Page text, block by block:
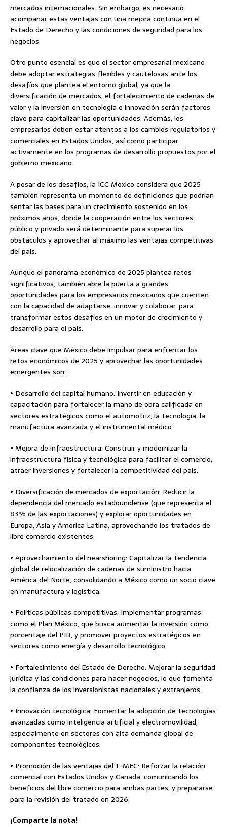
mercados internacionales. Sin embargo, es necesario
acompañar estas ventajas con una mejora continua en el
Estado de Derecho y las condiciones de seguridad para los
negocios.
Otro punto esencial es que el sector empresarial mexicano
debe adoptar estrategias flexibles y cautelosas ante los
desafíos que plantea el entorno global, ya que la
diversificación de mercados, el fortalecimiento de cadenas de
valor y la inversión en tecnología e innovación serán factores
clave para capitalizar las oportunidades. Además, los
empresarios deben estar atentos a los cambios regulatorios y
comerciales en Estados Unidos, así como participar
activamente en los programas de desarrollo propuestos por el
gobierno mexicano.
A pesar de los desafíos, la ICC México considera que 2025
también representa un momento de definiciones que podrían
sentar las bases para un crecimiento sostenido en los
próximos años, donde la cooperación entre los sectores
público y privado será determinante para superar los
obstáculos y aprovechar al máximo las ventajas competitivas
del país.
Aunque el panorama económico de 2025 plantea retos
significativos, también abre la puerta a grandes
oportunidades para los empresarios mexicanos que cuenten
con la capacidad de adaptarse, innovar y colaborar, para
transformar estos desafíos en un motor de crecimiento y
desarrollo para el país.
Áreas clave que México debe impulsar para enfrentar los
retos económicos de 2025 y aprovechar las oportunidades
emergentes son:
• Desarrollo del capital humano: Invertir en educación y
capacitación para fortalecer la mano de obra calificada en
sectores estratégicos como el automotriz, la tecnología, la
manufactura avanzada y el instrumental médico.
• Mejora de infraestructura: Construir y modernizar la
infraestructura física y tecnológica para facilitar el comercio,
atraer inversiones y fortalecer la competitividad del país.
• Diversificación de mercados de exportación: Reducir la
dependencia del mercado estadounidense (que representa el
83% de las exportaciones) y explorar oportunidades en
Europa, Asia y América Latina, aprovechando los tratados de
libre comercio existentes.
• Aprovechamiento del nearshoring: Capitalizar la tendencia
global de relocalización de cadenas de suministro hacia
América del Norte, consolidando a México como un socio clave
en manufactura y logística.
• Políticas públicas competitivas: Implementar programas
como el Plan México, que busca aumentar la inversión como
porcentaje del PIB, y promover proyectos estratégicos en
sectores como energía y desarrollo tecnológico.
• Fortalecimiento del Estado de Derecho: Mejorar la seguridad
jurídica y las condiciones para hacer negocios, lo que fomenta
la confianza de los inversionistas nacionales y extranjeros.
• Innovación tecnológica: Fomentar la adopción de tecnologías
avanzadas como inteligencia artificial y electromovilidad,
especialmente en sectores con alta demanda global de
componentes tecnológicos.
• Promoción de las ventajas del T-MEC: Reforzar la relación
comercial con Estados Unidos y Canadá, comunicando los
beneficios del libre comercio para ambas partes, y prepararse
para la revisión del tratado en 2026.
¡Comparte la nota!